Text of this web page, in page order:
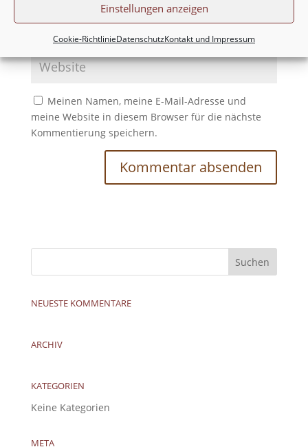
Einstellungen anzeigen
Cookie-RichtlinieDatenschutzKontakt und Impressum
Meinen Namen, meine E-Mail-Adresse und
meine Website in diesem Browser für die nächste
Kommentierung speichern.
NEUESTE KOMMENTARE
ARCHIV
KATEGORIEN
Keine Kategorien
META